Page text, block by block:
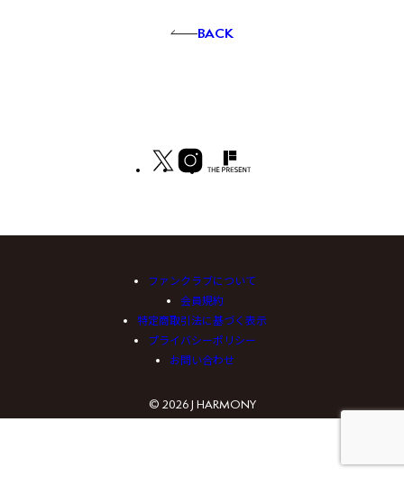
BACK
© 2026 J HARMONY
ファンクラブについて
会員規約
特定商取引法に基づく表示
プライバシーポリシー
お問い合わせ